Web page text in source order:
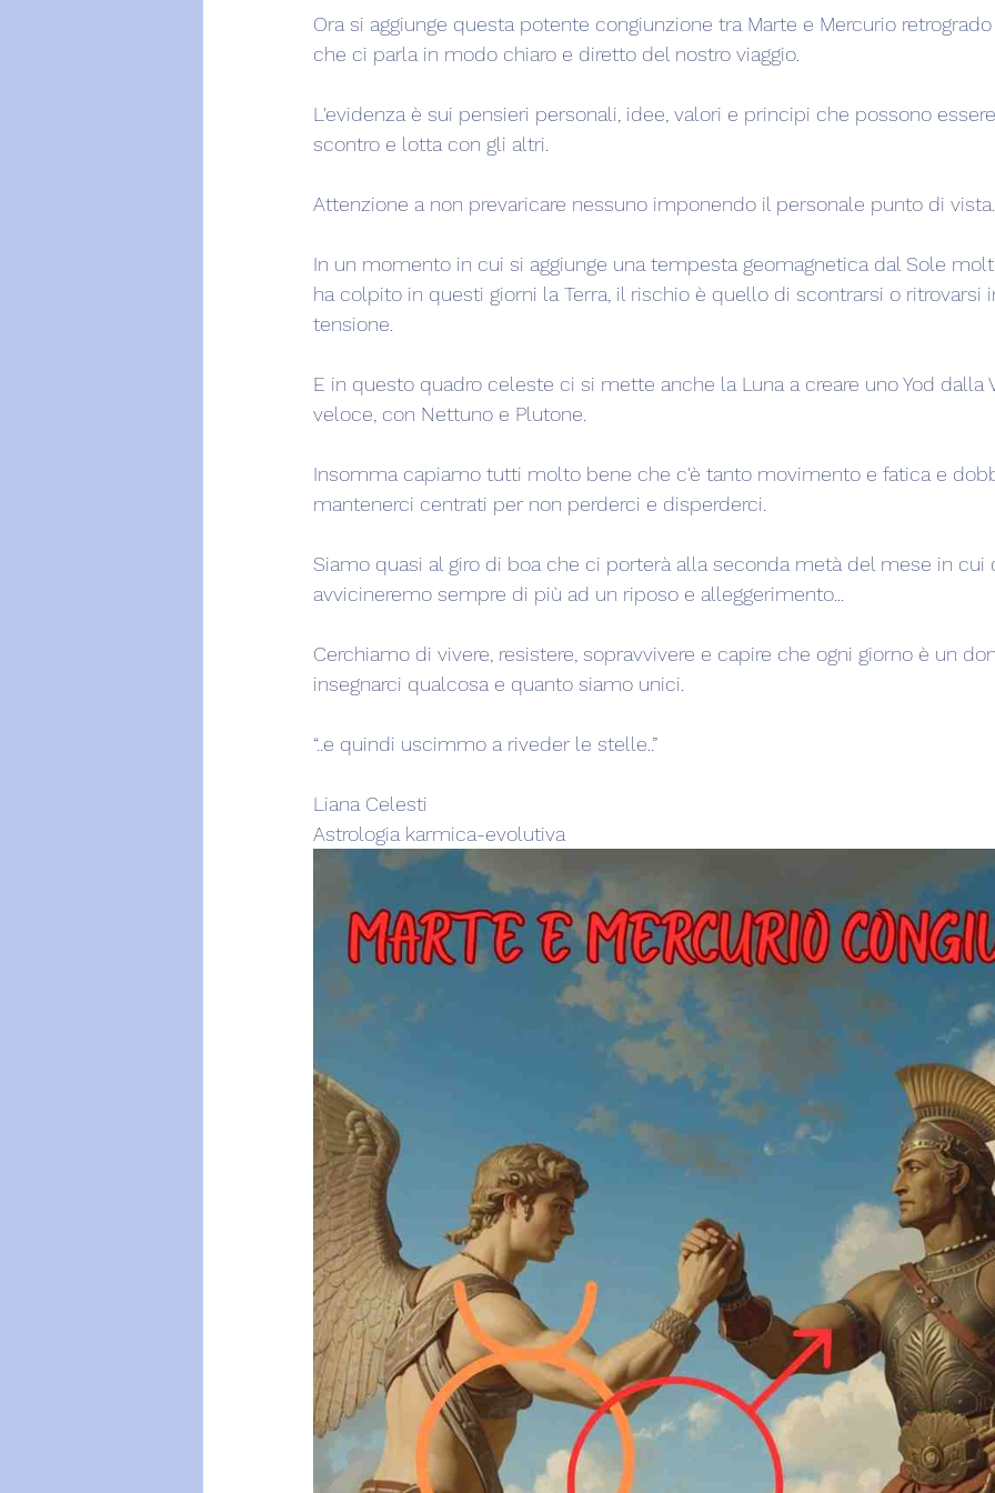
Ora si aggiunge questa potente congiunzione tra Marte e Mercurio
che ci parla in modo chiaro e diretto del nostro viaggio.
L'evidenza è sui pensieri personali, idee, valori e principi che possono
scontro e lotta con gli altri.
Attenzione a non prevaricare nessuno imponendo il personale punto di vista.
In un momento in cui si aggiunge una tempesta geomagnetica dal Sole
ha colpito in questi giorni la Terra, il rischio è quello di scontrarsi o ritrovarsi
tensione.
E in questo quadro celeste ci si mette anche la Luna a creare uno Yod dalla
veloce, con Nettuno e Plutone.
Insomma capiamo tutti molto bene che c'è tanto movimento e fatica e
mantenerci centrati per non perderci e disperderci.
Siamo quasi al giro di boa che ci porterà alla seconda metà del mese in
avvicineremo sempre di più ad un riposo e alleggerimento...
Cerchiamo di vivere, resistere, sopravvivere e capire che ogni giorno è un
insegnarci qualcosa e quanto siamo unici.
“..e quindi uscimmo a riveder le stelle..”
Liana Celesti
Astrologia karmica-evolutiva